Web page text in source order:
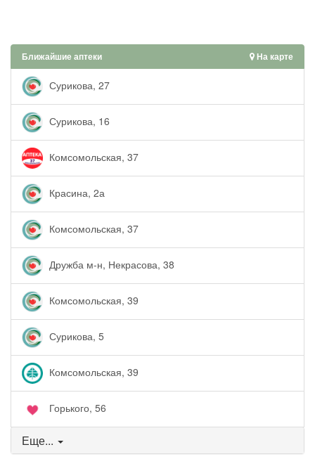
Ближайшие аптеки На карте
Сурикова, 27
Сурикова, 16
Комсомольская, 37
Красина, 2а
Комсомольская, 37
Дружба м-н, Некрасова, 38
Комсомольская, 39
Сурикова, 5
Комсомольская, 39
Горького, 56
Еще...